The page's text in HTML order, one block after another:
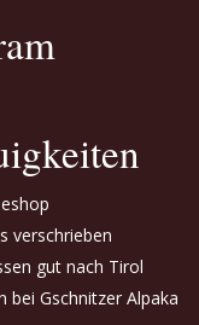
verschrieben
gut nach Tirol
bei Gschnitzer Alpaka